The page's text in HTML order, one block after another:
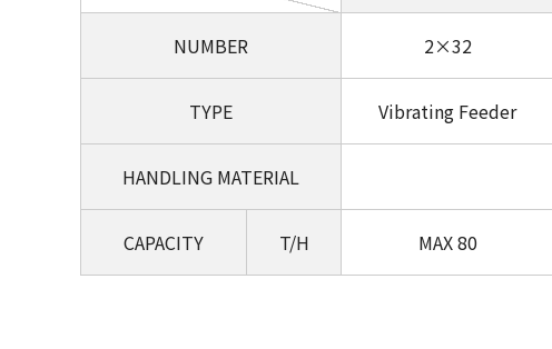
NUMBER 2×32
TYPE Vibrating Feeder
HANDLING MATERIAL
CAPACITY T/H MAX 80